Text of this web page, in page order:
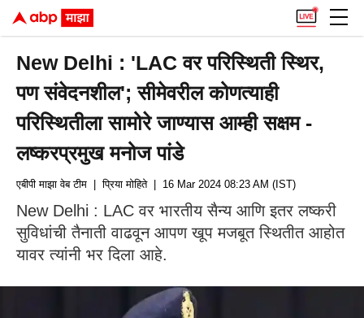
New Delhi : 'LAC वर परिस्थिती स्थिर,
पण संवेदनशील'; सीमेवरील कोणत्याही
परिस्थितीला सामोरे जाण्यास आम्ही सक्षम -
लष्करप्रमुख मनोज पांडे
एबीपी माझा वेब टीम | प्रिया मोहिते| 16 Mar 2024 08:23 AM (IST)
New Delhi : LAC वर भारतीय सैन्य आणि इतर लष्करी
सुविधांची तैनाती वाढवून आपण खूप मजबूत स्थितीत आहोत
यावर त्यांनी भर दिला आहे.